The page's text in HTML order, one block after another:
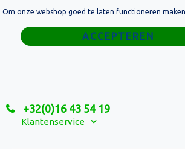
+32(0)16 43 54 19
Klantenservice
Home
Relatiegeschenken
Om onze webshop goed te laten functioneren